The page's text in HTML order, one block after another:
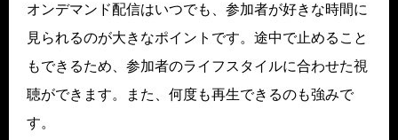
オンデマンド配信はいつでも、参加者が好きな時間に
見られるのが大きなポイントです。途中で止めること
もできるため、参加者のライフスタイルに合わせた視
聴ができます。また、何度も再生できるのも強みで
す。